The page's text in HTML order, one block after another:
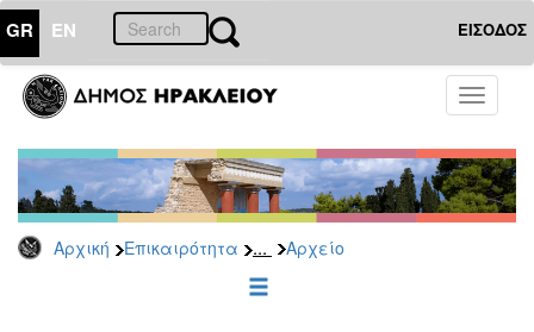
GR EN ΕΙΣΟΔΟΣ
Toggle
Αρχική Επικαιρότητα ... Αρχείο
ΕΠΙΚΑΙΡΟΤΗΤΑ
Παρατάξεις
Αρχείο